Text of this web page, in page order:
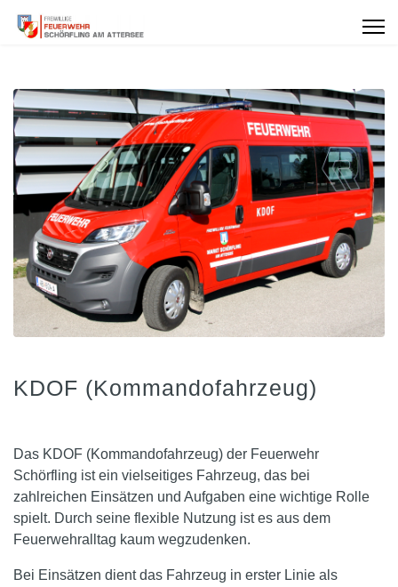
KDOF (Kommandofahrzeug)
Das KDOF (Kommandofahrzeug) der Feuerwehr
Schörfling ist ein vielseitiges Fahrzeug, das bei
zahlreichen Einsätzen und Aufgaben eine wichtige Rolle
spielt. Durch seine flexible Nutzung ist es aus dem
Feuerwehralltag kaum wegzudenken.
Bei Einsätzen dient das Fahrzeug in erster Linie als